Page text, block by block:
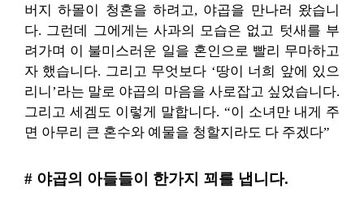
버지 하몰이 청혼을 하려고, 야곱을 만나러 왔습니
다. 그런데 그에게는 사과의 모습은 없고 텃새를 부
려가며 이 불미스러운 일을 혼인으로 빨리 무마하고
자 했습니다. 그리고 무엇보다 ‘땅이 너희 앞에 있으
리니’라는 말로 야곱의 마음을 사로잡고 싶었습니다.
그리고 세겜도 이렇게 말합니다. “이 소녀만 내게 주
면 아무리 큰 혼수와 예물을 청할지라도 다 주겠다”
# 야곱의 아들들이 한가지 꾀를 냅니다.